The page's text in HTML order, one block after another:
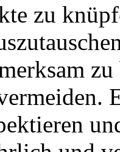
zu